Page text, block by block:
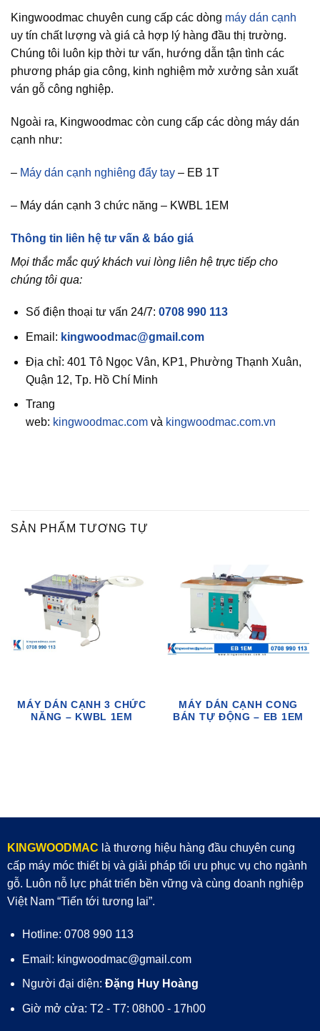
Kingwoodmac chuyên cung cấp các dòng máy dán cạnh
uy tín chất lượng và giá cả hợp lý hàng đầu thị trường.
Chúng tôi luôn kịp thời tư vấn, hướng dẫn tận tình các
phương pháp gia công, kinh nghiệm mở xưởng sản xuất
ván gỗ công nghiệp.
Ngoài ra, Kingwoodmac còn cung cấp các dòng máy dán
cạnh như:
– Máy dán cạnh nghiêng đẩy tay – EB 1T
– Máy dán cạnh 3 chức năng – KWBL 1EM
Thông tin liên hệ tư vấn & báo giá
Mọi thắc mắc quý khách vui lòng liên hệ trực tiếp cho
chúng tôi qua:
Số điện thoại tư vấn 24/7: 0708 990 113
Email: kingwoodmac@gmail.com
Địa chỉ: 401 Tô Ngọc Vân, KP1, Phường Thạnh Xuân,
Quận 12, Tp. Hồ Chí Minh
Trang
web: kingwoodmac.comvà kingwoodmac.com.vn
SẢN PHẨM TƯƠNG TỰ
MÁY DÁN CẠNH 3 CHỨC
NĂNG – KWBL 1EM
MÁY DÁN CẠNH CONG
BÁN TỰ ĐỘNG – EB 1EM
KINGWOODMAC là thương hiệu hàng đầu chuyên cung
cấp máy móc thiết bị và giải pháp tối ưu phục vụ cho ngành
gỗ. Luôn nỗ lực phát triển bền vững và cùng doanh nghiệp
Việt Nam “Tiến tới tương lai”.
Hotline: 0708 990 113
Email: kingwoodmac@gmail.com
Người đại diện: Đặng Huy Hoàng
Giờ mở cửa: T2 - T7: 08h00 - 17h00